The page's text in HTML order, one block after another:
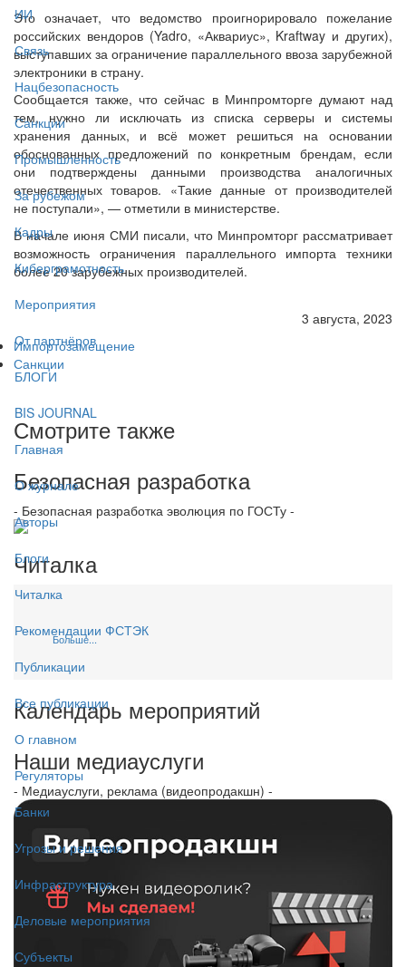
ИИ
Связь
Нацбезопасность
Санкции
Промышленность
За рубежом
Кадры
Киберграмотность
Мероприятия
От партнёров
БЛОГИ
BIS JOURNAL
Главная
О журнале
Авторы
Блоги
Читалка
Рекомендации ФСТЭК
Публикации
Все публикации
О главном
Регуляторы
Банки
Угрозы и решения
Инфраструктура
Деловые мероприятия
Субъекты
Это означает, что ведомство проигнорировало пожелание
российских вендоров (Yadro, «Аквариус», Kraftway и других),
выступавших за ограничение параллельного ввоза зарубежной
электроники в страну.
Сообщается также, что сейчас в Минпромторге думают над
тем, нужно ли исключать из списка серверы и системы
хранения данных, и всё может решиться на основании
обоснованных предложений по конкретным брендам, если
они подтверждены данными производства аналогичных
отечественных товаров. «Такие данные от производителей
не поступали», — отметили в министерстве.
В начале июня СМИ писали, что Минпромторг рассматривает
возможность ограничения параллельного импорта техники
более 20 зарубежных производителей.
3 августа, 2023
Импортозамещение
Санкции
Смотрите также
Безопасная разработка
- Безопасная разработка эволюция по ГОСТу -
Читалка
Больше...
Календарь мероприятий
Наши медиауслуги
- Медиауслуги, реклама (видеопродакшн) -